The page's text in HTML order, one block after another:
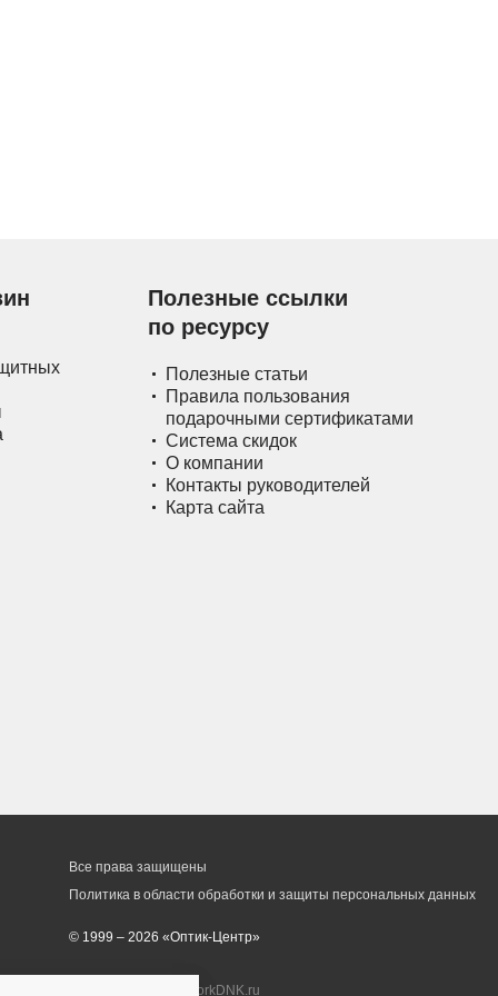
Полезные ссылки
по ресурсу
Полезные статьи
Правила пользования
подарочными сертификатами
Система скидок
О компании
Контакты руководителей
Карта сайта
Все права защищены
Политика в области обработки и защиты персональных данных
© 1999 – 2026 «Оптик-Центр»
workDNK.ru